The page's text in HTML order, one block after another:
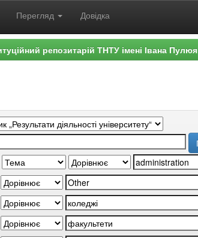
Перегляд Довідка
репозитарій ТНТУ імені Івана Пулюя